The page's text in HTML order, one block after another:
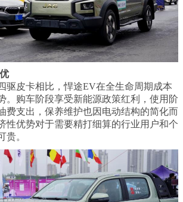
皮卡相比，悍途EV在全生命周期成本
。购车阶段享受新能源政策红利，使用阶
费支出，保养维护也因电动结构的简化而
性优势对于需要精打细算的行业用户和个
贵。